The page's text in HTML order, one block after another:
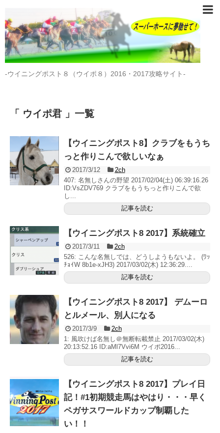
-ウイニングポスト８（ウイポ８）2016・2017攻略サイト-
「 ウイポ君 」一覧
【ウイニングポスト8】クラブをもうち
っと作りこんで欲しいなぁ
2017/3/12
2ch
407: 名無しさんの野望 2017/02/04(土) 06:39:16.26
ID:VsZDV769 クラブをもうちっと作りこんで欲
し...
記事を読む
【ウイニングポスト8 2017】系統確立
2017/3/11
2ch
526: こんな名無しでは、どうしようもないよ。 (ﾜｯ
ﾁｮｲW 8b1e-xJH3) 2017/03/02(木) 12:36:29....
記事を読む
【ウイニングポスト8 2017】 デムーロ
とルメール、別人になる
2017/3/9
2ch
1: 風吹けば名無し＠無断転載禁止 2017/03/02(木)
20:13:52.16 ID:aMl7Vvi6M ウイポ2016...
記事を読む
【ウイニングポスト8 2017】プレイ日
記！#1初期競走馬はやはり・・・早く
ペガサスワールドカップ制覇した
い！！